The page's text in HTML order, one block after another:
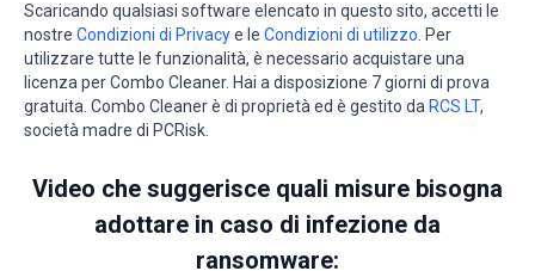
Scaricando qualsiasi software elencato in questo sito, accetti le
nostre Condizioni di Privacye le Condizioni di utilizzo . Per
utilizzare tutte le funzionalità, è necessario acquistare una
licenza per Combo Cleaner. Hai a disposizione 7 giorni di prova
gratuita. Combo Cleaner è di proprietà ed è gestito da RCS LT,
società madre di PCRisk.
Video che suggerisce quali misure bisogna
adottare in caso di infezione da
ransomware: